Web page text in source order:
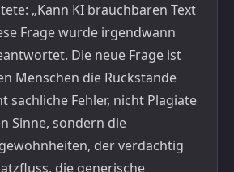
„Kann KI brauchbaren Text
Frage wurde irgendwann
Die neue Frage ist
Menschen die Rückstände
sachliche Fehler, nicht Plagiate
Sinne, sondern die
der verdächtig
die generische